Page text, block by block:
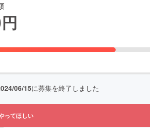
円
06/15に募集を終了しました
ってほしい